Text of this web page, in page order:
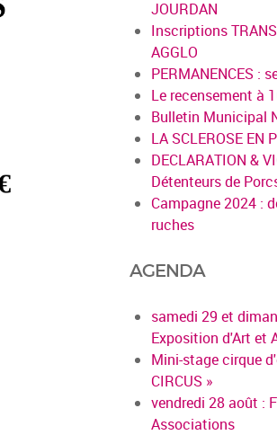
JOURDAN
Inscriptions
AGGLO
PERMANENCES :
Le recensement à
Bulletin Municipal
LA SCLEROSE EN
DECLARATION &
Détenteurs de
Campagne 2024 :
ruches
AGENDA
samedi 29 et
Exposition d'Art et
Mini-stage cirque
CIRCUS »
vendredi 28 août :
Associations